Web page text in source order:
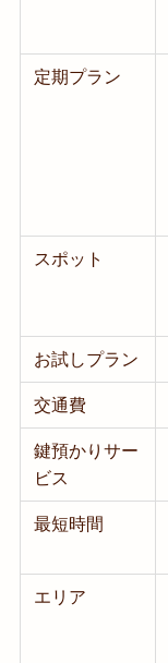
定期プラン
スポット
お試しプラン
交通費
鍵預かりサー
ビス
最短時間
エリア